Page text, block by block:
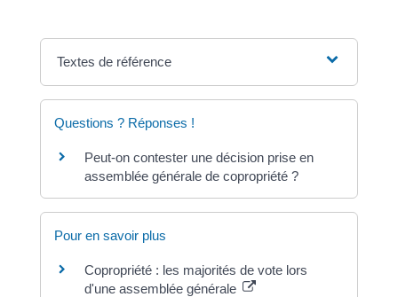
Textes de référence
Questions ? Réponses !
Peut-on contester une décision prise en
assemblée générale de copropriété ?
Pour en savoir plus
Copropriété : les majorités de vote lors
d'une assemblée générale